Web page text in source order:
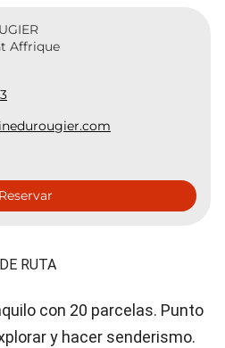
Affrique
Reservar
RUTA
con 20 parcelas. Punto
y hacer senderismo.